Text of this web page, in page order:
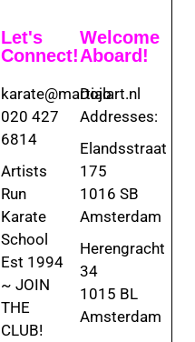
Let's
Connect!
karate@martialart.nl
020 427
6814
Artists
Run
Karate
School
Est 1994
~ JOIN
THE
CLUB!
Welcome
Aboard!
Dojo
Addresses:
Elandsstraat
175
1016 SB
Amsterdam
Herengracht
34
1015 BL
Amsterdam